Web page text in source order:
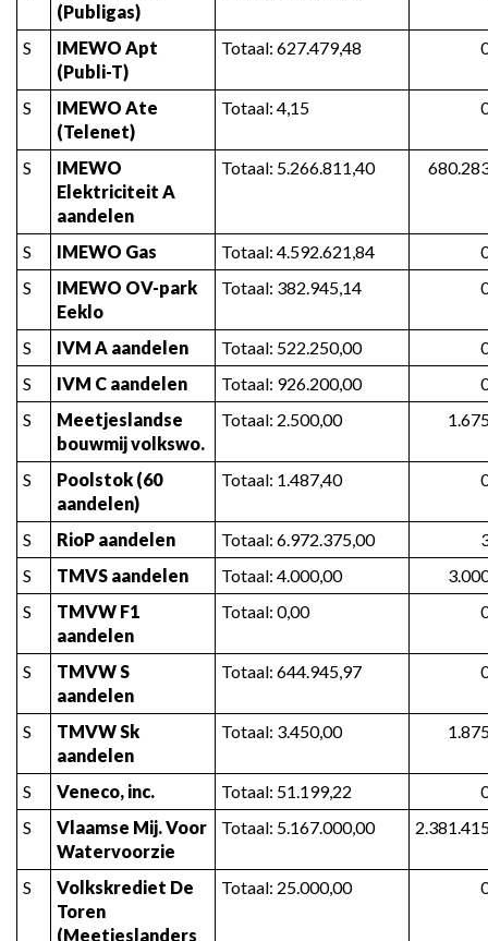
(Publigas)
S
IMEWO Apt
(Publi-T)
Totaal: 627.479,48
S
IMEWO Ate
(Telenet)
Totaal: 4,15
S
IMEWO
Elektriciteit A
aandelen
Totaal: 5.266.811,40
S IMEWO Gas Totaal: 4.592.621,84
S
IMEWO OV-park
Eeklo
Totaal: 382.945,14
S IVM A aandelen Totaal: 522.250,00
S
IVM C aandelen Totaal: 926.200,00
S
Meetjeslandse
bouwmij volkswo.
Totaal: 2.500,00
S
Poolstok (60
aandelen)
Totaal: 1.487,40
S RioP aandelen Totaal: 6.972.375,00
S
TMVS aandelen Totaal: 4.000,00
S
TMVW F1
aandelen
Totaal: 0,00
S
TMVW S
aandelen
Totaal: 644.945,97
S
TMVW Sk
aandelen
Totaal: 3.450,00
S Veneco, inc. Totaal: 51.199,22
S
Vlaamse Mij. Voor
Watervoorzie
Totaal: 5.167.000,00
S
Volkskrediet De
Toren
(Meetjeslanders
Totaal: 25.000,00